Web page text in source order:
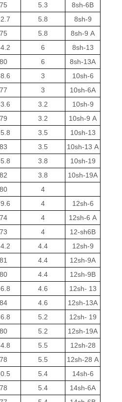
5.3
8sh-6B
5.8
8sh-9
5.8
8sh-9 A
6
8sh-13
6
8sh-13A
3
10sh-6
3
10sh-6A
3.2
10sh-9
3.2
10sh-9 A
3.5
10sh-13
3.5
10sh-13 A
3.8
10sh-19
3.8
10sh-19A
4
4
12sh-6
4
12sh-6 A
4
12-sh6B
4.4
12sh-9
4.4
12sh-9A
4.4
12sh-9B
4.6
12sh- 13
4.6
12sh-13A
5.2
12sh- 19
5.2
12sh-19A
5.5
12sh-28
5.5
12sh-28 A
5.4
14sh-6
5.4
14sh-6A